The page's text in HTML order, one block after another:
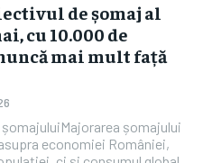
de șomaj al
cu 10.000 de
mai mult față
șomajului
economiei României,